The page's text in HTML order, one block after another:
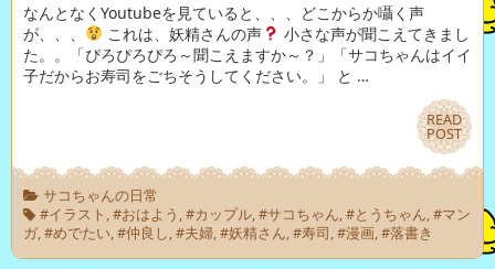
なんとなくYoutubeを見ていると、、、どこからか囁く声
が、、、
これは、妖精さんの声
小さな声が聞こえてきまし
た。。「ぴろぴろぴろ～聞こえますか～？」「サコちゃんはイイ
子だからお寿司をごちそうしてください。」 と …
READ
POST
READ
POST
サコちゃんの日常
#イラスト ,#おはよう ,#カップル,#サコちゃん,#とうちゃん,#マン
ガ,#めでたい,#仲良し,#夫婦,#妖精さん,#寿司,#漫画,#落書き